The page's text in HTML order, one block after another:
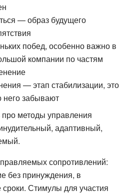
— образ будущего
побед, особенно важно в
компании по частям
— этап стабилизации, это
него забывают
методы управления
адаптивный,
сопротивлений:
без принуждения, в
Стимулы для участия